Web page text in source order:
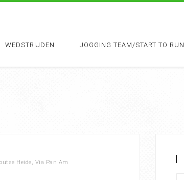
WEDSTRIJDEN JOGGING TEAM/START TO RUN
Heide, Via Pan Am